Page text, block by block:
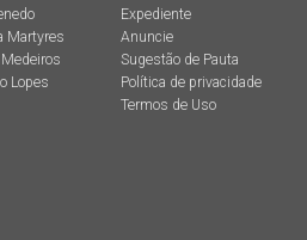
Martyres
Lopes
Expediente
Anuncie
Sugestão de Pauta
Política de privacidade
Termos de Uso